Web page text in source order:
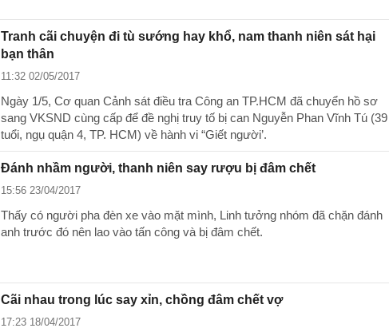
Tranh cãi chuyện đi tù sướng hay khổ, nam thanh niên sát hại
bạn thân
11:32 02/05/2017
Ngày 1/5, Cơ quan Cảnh sát điều tra Công an TP.HCM đã chuyển hồ sơ
sang VKSND cùng cấp để đề nghị truy tố bị can Nguyễn Phan Vĩnh Tú (39
tuổi, ngụ quận 4, TP. HCM) về hành vi “Giết người’.
Đánh nhầm người, thanh niên say rượu bị đâm chết
15:56 23/04/2017
Thấy có người pha đèn xe vào mặt mình, Linh tưởng nhóm đã chặn đánh
anh trước đó nên lao vào tấn công và bị đâm chết.
Cãi nhau trong lúc say xỉn, chồng đâm chết vợ
17:23 18/04/2017